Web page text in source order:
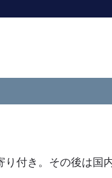
付き。その後は国